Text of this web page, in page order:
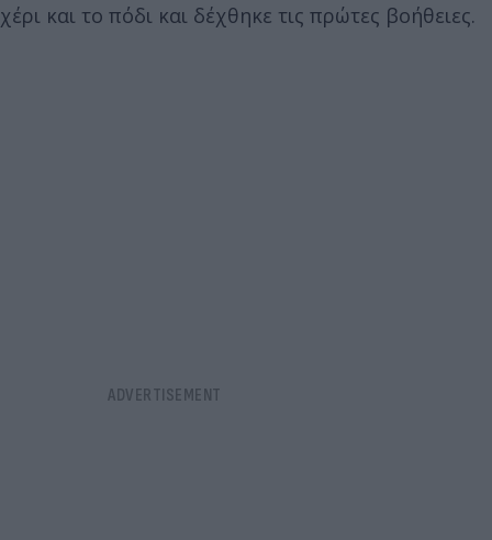
χέρι και το πόδι και δέχθηκε τις πρώτες βοήθειες.